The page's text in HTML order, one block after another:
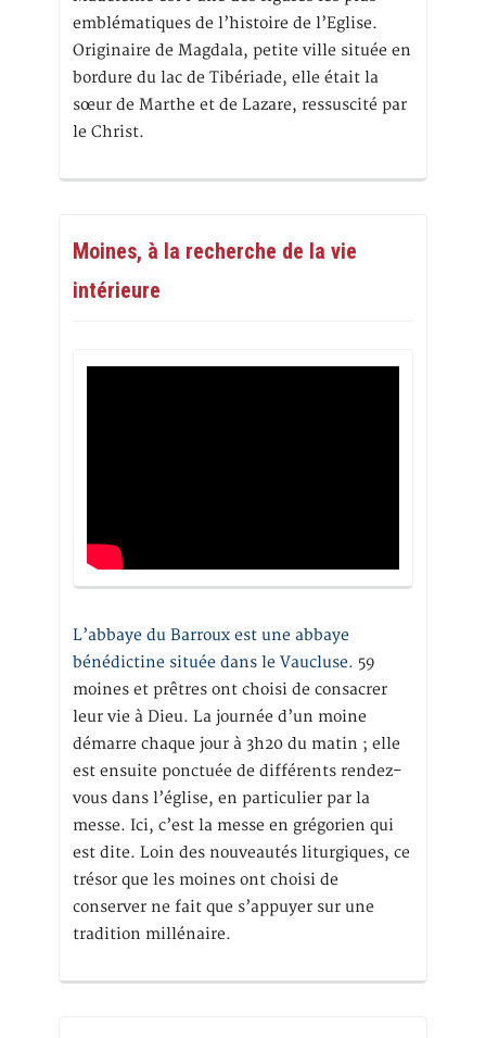
emblématiques de l’histoire de l’Eglise.
Originaire de Magdala, petite ville située en
bordure du lac de Tibériade, elle était la
sœur de Marthe et de Lazare, ressuscité par
le Christ.
Moines, à la recherche de la vie
intérieure
L’abbaye du Barroux est une abbaye
bénédictine située dans le Vaucluse. 59
moines et prêtres ont choisi de consacrer
leur vie à Dieu. La journée d’un moine
démarre chaque jour à 3h20 du matin ; elle
est ensuite ponctuée de différents rendez-
vous dans l’église, en particulier par la
messe. Ici, c’est la messe en grégorien qui
est dite. Loin des nouveautés liturgiques, ce
trésor que les moines ont choisi de
conserver ne fait que s’appuyer sur une
tradition millénaire.